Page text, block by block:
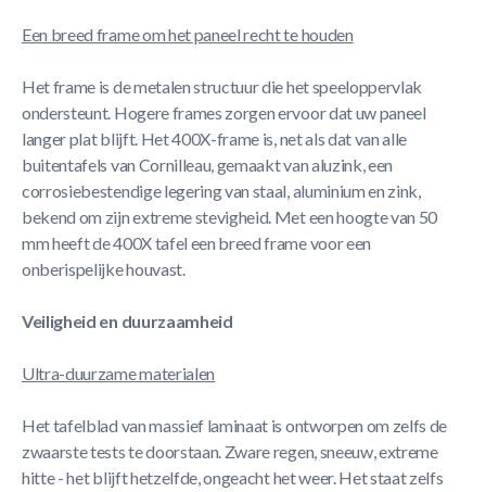
Een breed frame om het paneel recht te houden
Het frame is de metalen structuur die het speeloppervlak
ondersteunt. Hogere frames zorgen ervoor dat uw paneel
langer plat blijft. Het 400X-frame is, net als dat van alle
buitentafels van Cornilleau, gemaakt van aluzink, een
corrosiebestendige legering van staal, aluminium en zink,
bekend om zijn extreme stevigheid. Met een hoogte van 50
mm heeft de 400X tafel een breed frame voor een
onberispelijke houvast.
Veiligheid en duurzaamheid
Ultra-duurzame materialen
Het tafelblad van massief laminaat is ontworpen om zelfs de
zwaarste tests te doorstaan. Zware regen, sneeuw, extreme
hitte - het blijft hetzelfde, ongeacht het weer. Het staat zelfs